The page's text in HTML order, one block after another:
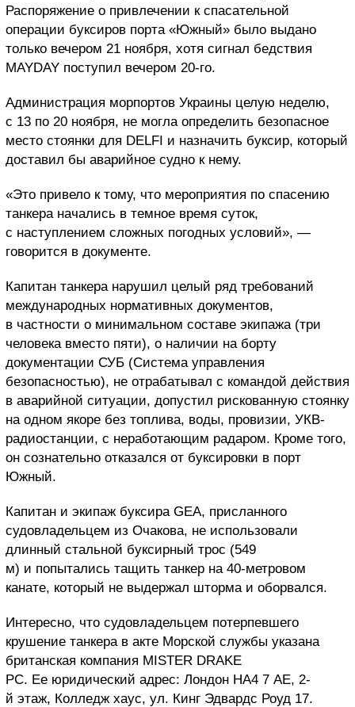
Распоряжение о привлечении к спасательной
операции буксиров порта «Южный» было выдано
только вечером 21 ноября, хотя сигнал бедствия
MAYDAY поступил вечером 20-го.
Администрация морпортов Украины целую неделю,
с 13 по 20 ноября, не могла определить безопасное
место стоянки для DELFI и назначить буксир, который
доставил бы аварийное судно к нему.
«Это привело к тому, что мероприятия по спасению
танкера начались в темное время суток,
с наступлением сложных погодных условий», —
говорится в документе.
Капитан танкера нарушил целый ряд требований
международных нормативных документов,
в частности о минимальном составе экипажа (три
человека вместо пяти), о наличии на борту
документации СУБ (Система управления
безопасностью), не отрабатывал с командой действия
в аварийной ситуации, допустил рискованную стоянку
на одном якоре без топлива, воды, провизии, УКВ-
радиостанции, с неработающим радаром. Кроме того,
он сознательно отказался от буксировки в порт
Южный.
Капитан и экипаж буксира GEA, присланного
судовладельцем из Очакова, не использовали
длинный стальной буксирный трос (549
м) и попытались тащить танкер на 40-метровом
канате, который не выдержал шторма и оборвался.
Интересно, что судовладельцем потерпевшего
крушение танкера в акте Морской службы указана
британская компания MISTER DRAKE
PC. Ее юридический адрес: Лондон НА4 7 АЕ, 2-
й этаж, Колледж хаус, ул. Кинг Эдвардс Роуд 17.